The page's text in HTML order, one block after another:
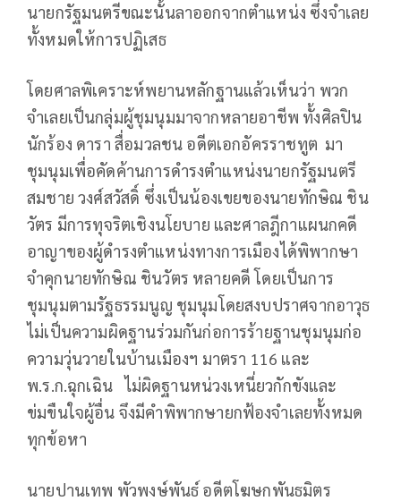
นายกรัฐมนตรีขณะนั้นลาออกจากตำแหน่ง ซึ่งจำเลย
ทั้งหมดให้การปฏิเสธ
โดยศาลพิเคราะห์พยานหลักฐานแล้วเห็นว่า พวก
จำเลยเป็นกลุ่มผู้ชุมนุมมาจากหลายอาชีพ ทั้งศิลปิน
นักร้อง ดารา สื่อมวลชน อดีตเอกอัครราชทูต มา
ชุมนุมเพื่อคัดค้านการดำรงตำแหน่งนายกรัฐมนตรี
สมชาย วงศ์สวัสดิ์ ซึ่งเป็นน้องเขยของนายทักษิณ ชิน
วัตร มีการทุจริตเชิงนโยบาย และศาลฎีกาแผนกคดี
อาญาของผู้ดำรงตำแหน่งทางการเมืองได้พิพากษา
จำคุกนายทักษิณ ชินวัตร หลายคดี โดยเป็นการ
ชุมนุมตามรัฐธรรมนูญ ชุมนุมโดยสงบปราศจากอาวุธ
ไม่เป็นความผิดฐานร่วมกันก่อการร้ายฐานชุมนุมก่อ
ความวุ่นวายในบ้านเมืองฯ มาตรา 116 และ
พ.ร.ก.ฉุกเฉิน ไม่ผิดฐานหน่วงเหนี่ยวกักขังและ
ข่มขืนใจผู้อื่น จึงมีคำพิพากษายกฟ้องจำเลยทั้งหมด
ทุกข้อหา
นายปานเทพ พัวพงษ์พันธ์ อดีตโฆษกพันธมิตร